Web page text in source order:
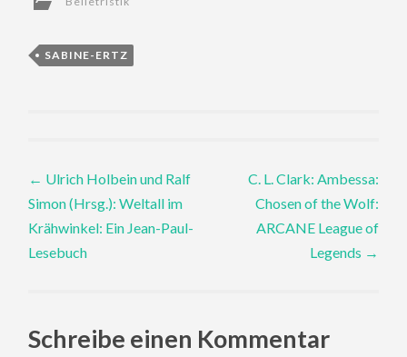
SABINE-ERTZ
Post
navigation
← Ulrich Holbein und Ralf
Simon (Hrsg.): Weltall im
Krähwinkel: Ein Jean-Paul-
Lesebuch
C. L. Clark: Ambessa:
Chosen of the Wolf:
ARCANE League of
Legends →
Schreibe einen Kommentar